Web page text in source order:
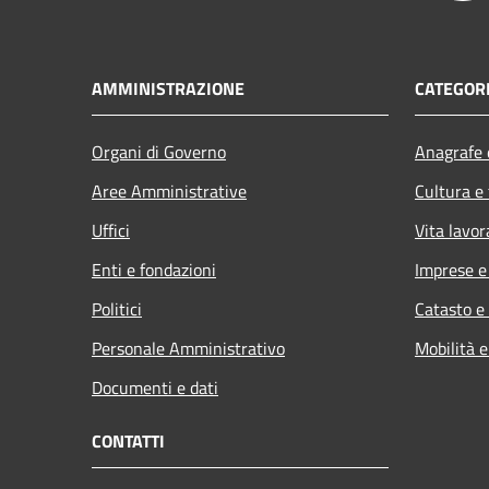
AMMINISTRAZIONE
Organi di Governo
Aree Amministrative
Uffici
Enti e fondazioni
Politici
Personale Amministrativo
Documenti e dati
Cultura
Vita
Imprese
Catasto
Mobilità
CONTATTI